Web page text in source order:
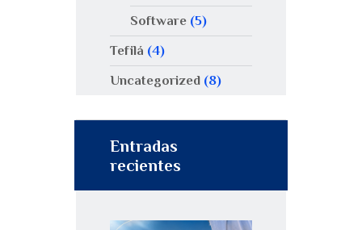
Software(5)
Tefilá (4)
Uncategorized (8)
Entradas
recientes